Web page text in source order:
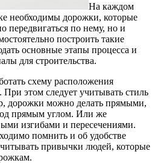
На каждом
необходимы дорожки, которые
передвигаться по нему, но и
построить такие
основные этапы процесса и
для строительства.
схему расположения
этом следует учитывать стиль
дорожки можно делать прямыми,
прямым углом. Или же
изгибами и пересечениями.
помнить и об удобстве
привычки людей, которые